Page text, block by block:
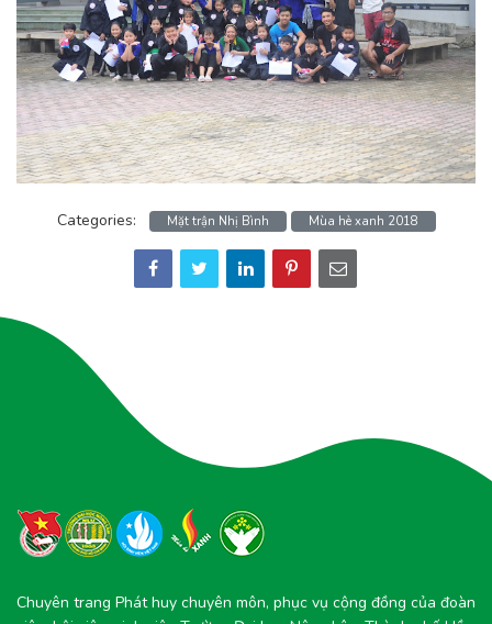
Categories: Mặt trận Nhị Bình Mùa hè xanh 2018
Chuyên trang Phát huy chuyên môn, phục vụ cộng đồng của đoàn